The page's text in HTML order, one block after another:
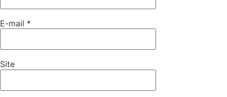
E-mail *
Site